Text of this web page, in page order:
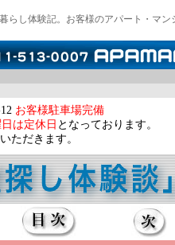
し体験記。お客様のアパート・マン
お客様駐車場完備
日は定休日 となっております。
ただきます。